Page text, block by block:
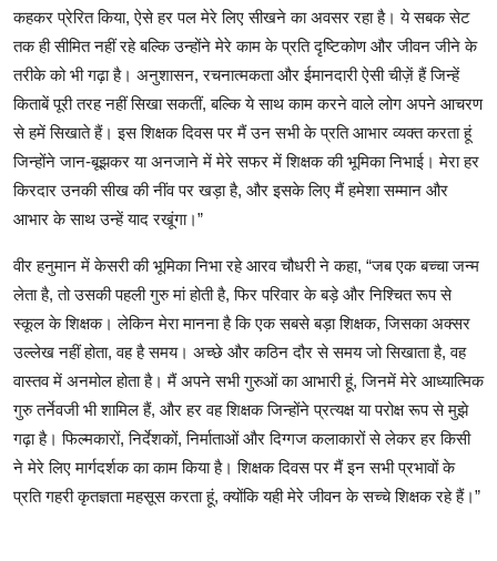
कहकर प्रेरित किया, ऐसे हर पल मेरे लिए सीखने का अवसर रहा है। ये सबक सेट
तक ही सीमित नहीं रहे बल्कि उन्होंने मेरे काम के प्रति दृष्टिकोण और जीवन जीने के
तरीके को भी गढ़ा है। अनुशासन, रचनात्मकता और ईमानदारी ऐसी चीज़ें हैं जिन्हें
किताबें पूरी तरह नहीं सिखा सकतीं, बल्कि ये साथ काम करने वाले लोग अपने आचरण
से हमें सिखाते हैं। इस शिक्षक दिवस पर मैं उन सभी के प्रति आभार व्यक्त करता हूं
जिन्होंने जान-बूझकर या अनजाने में मेरे सफर में शिक्षक की भूमिका निभाई। मेरा हर
किरदार उनकी सीख की नींव पर खड़ा है, और इसके लिए मैं हमेशा सम्मान और
आभार के साथ उन्हें याद रखूंगा।”
वीर हनुमान में केसरी की भूमिका निभा रहे आरव चौधरी ने कहा, “जब एक बच्चा जन्म
लेता है, तो उसकी पहली गुरु मां होती है, फिर परिवार के बड़े और निश्चित रूप से
स्कूल के शिक्षक। लेकिन मेरा मानना है कि एक सबसे बड़ा शिक्षक, जिसका अक्सर
उल्लेख नहीं होता, वह है समय। अच्छे और कठिन दौर से समय जो सिखाता है, वह
वास्तव में अनमोल होता है। मैं अपने सभी गुरुओं का आभारी हूं, जिनमें मेरे आध्यात्मिक
गुरु तर्नेवजी भी शामिल हैं, और हर वह शिक्षक जिन्होंने प्रत्यक्ष या परोक्ष रूप से मुझे
गढ़ा है। फिल्मकारों, निर्देशकों, निर्माताओं और दिग्गज कलाकारों से लेकर हर किसी
ने मेरे लिए मार्गदर्शक का काम किया है। शिक्षक दिवस पर मैं इन सभी प्रभावों के
प्रति गहरी कृतज्ञता महसूस करता हूं, क्योंकि यही मेरे जीवन के सच्चे शिक्षक रहे हैं।”